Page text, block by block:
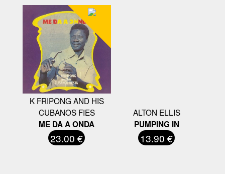
K FRIPONG AND HIS
CUBANOS FIES
ME DA A ONDA
23.00 €
ALTON ELLIS
PUMPING IN
13.90 €